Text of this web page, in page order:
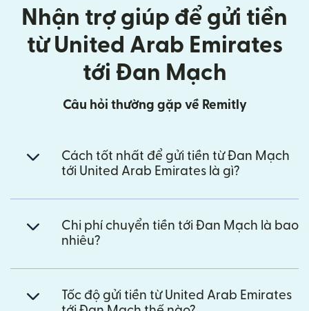
Nhận trợ giúp để gửi tiền
từ United Arab Emirates
tới Đan Mạch
Câu hỏi thường gặp về Remitly
Cách tốt nhất để gửi tiền từ Đan Mạch
tới United Arab Emirates là gì?
Chi phí chuyển tiền tới Đan Mạch là bao
nhiêu?
Tốc độ gửi tiền từ United Arab Emirates